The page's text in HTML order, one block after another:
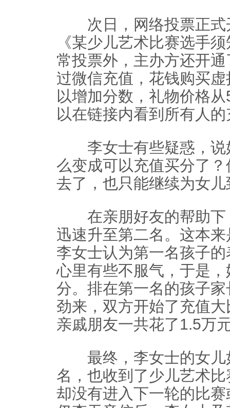
次日，网络投票正式
《某少儿艺术比赛选手
常投票外，主办方还开通
过微信充值，花钱购买
以增加分数，礼物价格
以在链接内看到所有人
李女士有些疑惑，说
么变成可以充值买分了
去了，也只能继续为女
在亲朋好友的帮助下
迅速升至第二名。这本
李女士认为第一名孩子
心里有些不服气，于是
分。排在第一名的孩子
劲来，双方开始了充值
亲戚朋友一共花了1.5万
最终，李女士的女儿
名，也收到了少儿艺术
却没有进入下一轮的比